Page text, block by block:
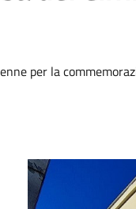
per la